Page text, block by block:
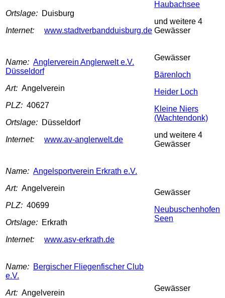
Ortslage: Duisburg
Internet:
www.stadtverbandduisburg.de
Haubachsee
und weitere 4
Gewässer
Name: Anglerverein Anglerwelt e.V.
Düsseldorf
Art: Angelverein
PLZ: 40627
Ortslage: Düsseldorf
Internet:
www.av-anglerwelt.de
Gewässer
Bärenloch
Heider Loch
Kleine Niers
(Wachtendonk)
und weitere 4
Gewässer
Name: Angelsportverein Erkrath e.V.
Art: Angelverein
PLZ: 40699
Ortslage: Erkrath
Internet:
www.asv-erkrath.de
Gewässer
Neubuschenhofen
Seen
Name: Bergischer Fliegenfischer Club
e.V.
Art: Angelverein
Gewässer